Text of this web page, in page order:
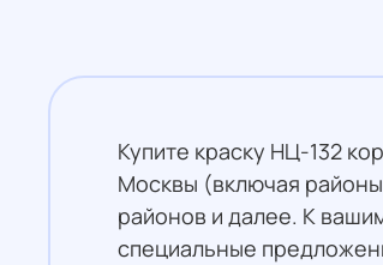
Купите краску НЦ-132
Москвы (включая
районов и далее. К
специальные